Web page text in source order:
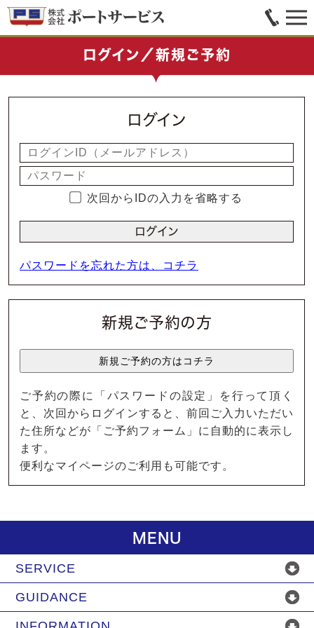
ログイン／新規ご予約
ログイン
次回からIDの入力を省略する
パスワードを忘れた方は、コチラ
新規ご予約の方
ご予約の際に「パスワードの設定」を行って頂く
と、次回からログインすると、前回ご入力いただい
た住所などが「ご予約フォーム」に自動的に表示し
ます。
便利なマイページのご利用も可能です。
MENU
SERVICE
GUIDANCE